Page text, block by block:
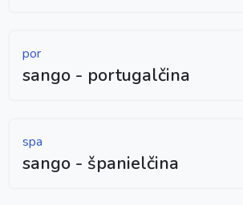
por
sango - portugalčina
spa
sango - španielčina